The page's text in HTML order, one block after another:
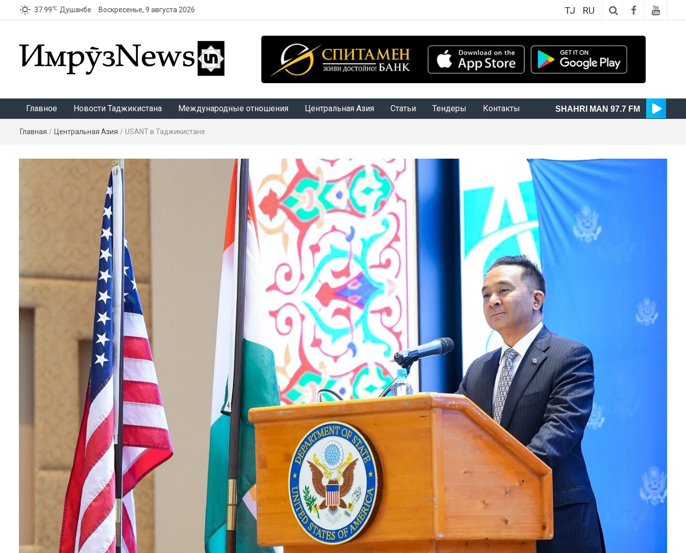
37.99℃ Душанбе Воскресенье, 9 августа 2026 TJ RU
Главное Новости Таджикистана Международные отношения Центральная Азия Статьи Тендеры Контакты SHAHRI MAN 97.7 FM
Главная / Центральная Азия / USANT в Таджикистане